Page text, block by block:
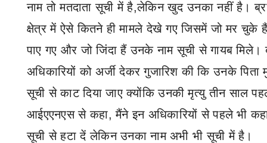
नाम तो मतदाता सूची में है,लेकिन खुद उनका नहीं है।
क्षेत्र में ऐसे कितने ही मामले देखे गए जिसमें जो मर चुके
पाए गए और जो जिंदा हैं उनके नाम सूची से गायब मिले।
अधिकारियों को अर्जी देकर गुजारिश की कि उनके पिता
सूची से काट दिया जाए क्योंकि उनकी मृत्यु तीन साल
आईएएनएस से कहा,मैंने इन अधिकारियों से पहले भी
सूची से हटा दें लेकिन उनका नाम अभी भी सूची में है।